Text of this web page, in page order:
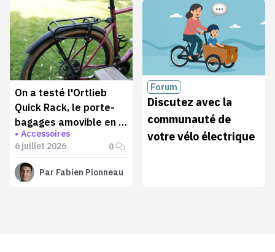
On a testé l'Ortlieb
Quick Rack, le porte-
bagages amovible en 5
secondes
Accessoires
6 juillet 2026
0
Par Fabien Pionneau
Forum
Discutez avec la
communauté de
votre vélo électrique